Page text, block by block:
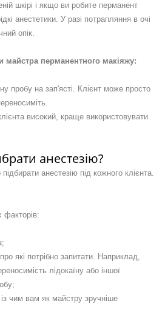
шкірі і якщо ви робите перманент
анестетики. У разі потрапляння в очі
опік.
майстра перманентного макіяжу:
пробу на зап'ясті. Клієнт може просто
високий, краще використовувати
анестезію?
анестезію під кожного клієнта.
факторів:
про які потрібно запитати. Наприклад,
лідокаїну або іншої
чим вам як майстру зручніше